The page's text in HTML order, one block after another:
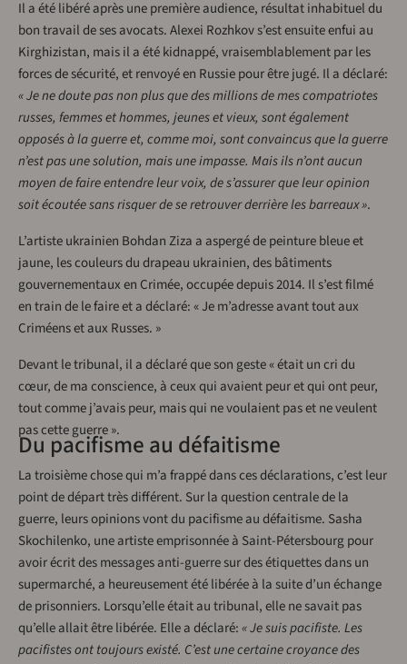
Il a été libéré après une première audience, résultat inhabituel du
bon travail de ses avocats. Alexei Rozhkov s’est ensuite enfui au
Kirghizistan, mais il a été kidnappé, vraisemblablement par les
forces de sécurité, et renvoyé en Russie pour être jugé. Il a déclaré:
« Je ne doute pas non plus que des millions de mes compatriotes
russes, femmes et hommes, jeunes et vieux, sont également
opposés à la guerre et, comme moi, sont convaincus que la guerre
n’est pas une solution, mais une impasse. Mais ils n’ont aucun
moyen de faire entendre leur voix, de s’assurer que leur opinion
soit écoutée sans risquer de se retrouver derrière les barreaux ».
L’artiste ukrainien Bohdan Ziza a aspergé de peinture bleue et
jaune, les couleurs du drapeau ukrainien, des bâtiments
gouvernementaux en Crimée, occupée depuis 2014. Il s’est filmé
en train de le faire et a déclaré: « Je m’adresse avant tout aux
Criméens et aux Russes. »
Devant le tribunal, il a déclaré que son geste « était un cri du
cœur, de ma conscience, à ceux qui avaient peur et qui ont peur,
tout comme j’avais peur, mais qui ne voulaient pas et ne veulent
pas cette guerre ».
Du pacifisme au défaitisme
La troisième chose qui m’a frappé dans ces déclarations, c’est leur
point de départ très différent. Sur la question centrale de la
guerre, leurs opinions vont du pacifisme au défaitisme. Sasha
Skochilenko, une artiste emprisonnée à Saint-Pétersbourg pour
avoir écrit des messages anti-guerre sur des étiquettes dans un
supermarché, a heureusement été libérée à la suite d’un échange
de prisonniers. Lorsqu’elle était au tribunal, elle ne savait pas
qu’elle allait être libérée. Elle a déclaré:« Je suis pacifiste. Les
pacifistes ont toujours existé. C’est une certaine croyance des